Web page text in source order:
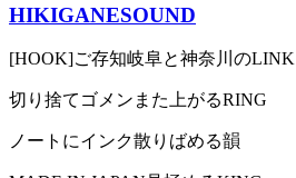
HIKIGANESOUND
[HOOK]ご存知岐阜と神奈川のLINK
切り捨てゴメンまた上がるRING
ノートにインク散りばめる韻